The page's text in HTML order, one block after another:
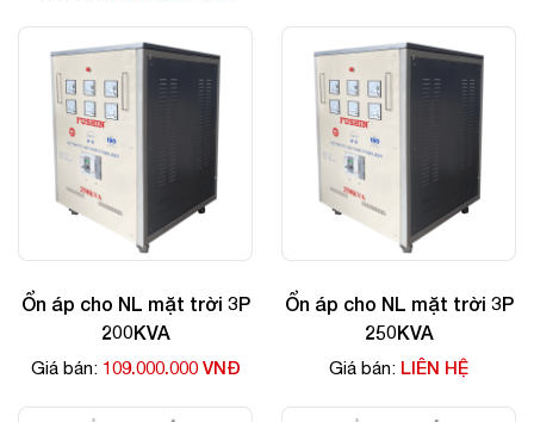
Ổn áp cho NL mặt trời 3P
200KVA
Giá bán: 109.000.000 VNĐ
Ổn áp cho NL mặt trời 3P
250KVA
Giá bán: LIÊN HỆ